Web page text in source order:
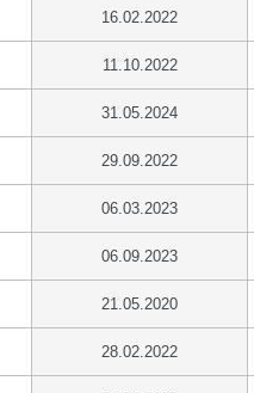
16.02.2022
11.10.2022
31.05.2024
29.09.2022
06.03.2023
06.09.2023
21.05.2020
28.02.2022